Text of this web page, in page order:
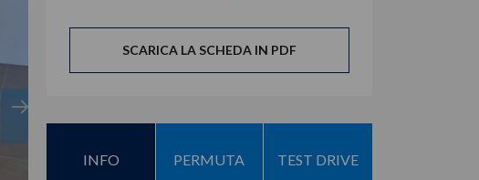
SCARICA LA SCHEDA IN PDF
INFO PERMUTA TEST DRIVE